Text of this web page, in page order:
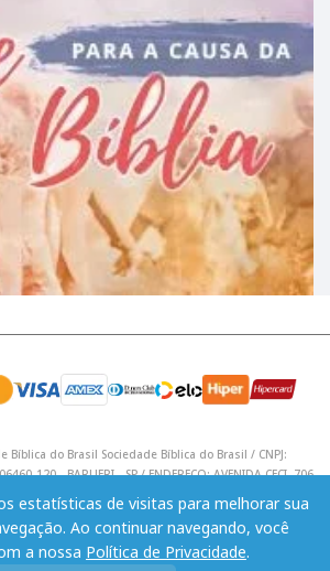
estatísticas de visitas para melhorar sua
Ao continuar navegando, você
a nossa Política de Privacidade.
Bíblica do Brasil Sociedade Bíblica do Brasil / CNPJ:
120 - BARUERI - SP / ENDEREÇO: AVENIDA CECI, 706
4195 9590 / Email: lojavirtual@sbb.org.br .